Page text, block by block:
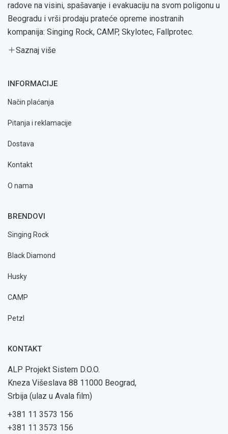
radove na visini, spašavanje i evakuaciju na svom poligonu u
Beogradu i vrši prodaju prateće opreme inostranih
kompanija: Singing Rock, CAMP, Skylotec, Fallprotec.
Saznaj više
INFORMACIJE
Način plaćanja
Pitanja i reklamacije
Dostava
Kontakt
O nama
BRENDOVI
Singing Rock
Black Diamond
Husky
CAMP
Petzl
KONTAKT
ALP Projekt Sistem D.O.O.
Kneza Višeslava 88 11000 Beograd,
Srbija (ulaz u Avala film)
+381 11 3573 156
+381 11 3573 156